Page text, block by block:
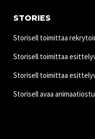
STORIES
Storisell toimittaa
Storisell toimittaa
Storisell toimittaa
Storisell avaa